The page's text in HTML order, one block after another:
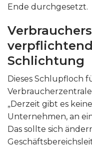
Ende durchgesetzt.
Schlichtung
Dieses Schlupfloch
„Derzeit gibt es
Unternehmen, an
Das sollte sich